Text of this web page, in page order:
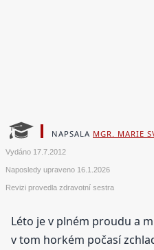
NAPSALA MGR. MARIE
Vydáno 17.7.2012
Naposledy upraveno 16.1.2026
Revizi provedla zdravotní sestra
Léto je v plném proudu a
v tom horkém počasí